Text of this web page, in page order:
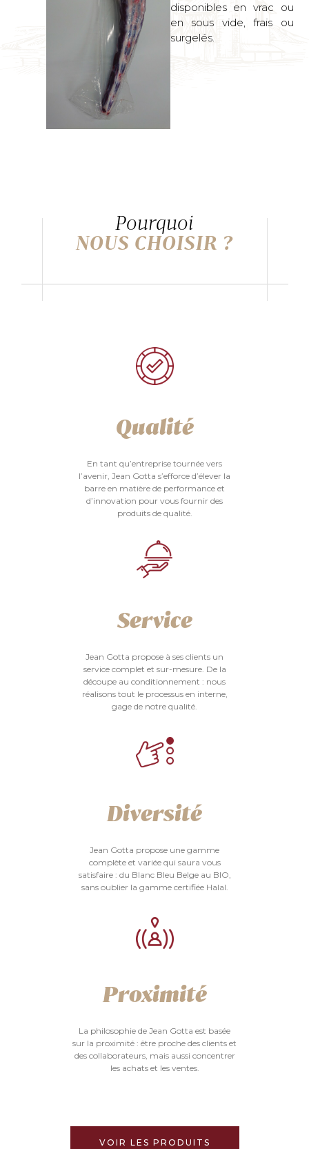
disponibles en vrac ou
en sous vide, frais ou
surgelés.
Pourquoi
NOUS CHOISIR ?
Qualité
En tant qu’entreprise tournée vers
l’avenir, Jean Gotta s’efforce d’élever la
barre en matière de performance et
d’innovation pour vous fournir des
produits de qualité.
Service
Jean Gotta propose à ses clients un
service complet et sur-mesure. De la
découpe au conditionnement : nous
réalisons tout le processus en interne,
gage de notre qualité.
Diversité
Jean Gotta propose une gamme
complète et variée qui saura vous
satisfaire : du Blanc Bleu Belge au BIO,
sans oublier la gamme certifiée Halal.
Proximité
La philosophie de Jean Gotta est basée
sur la proximité : être proche des clients et
des collaborateurs, mais aussi concentrer
les achats et les ventes.
VOIR LES PRODUITS